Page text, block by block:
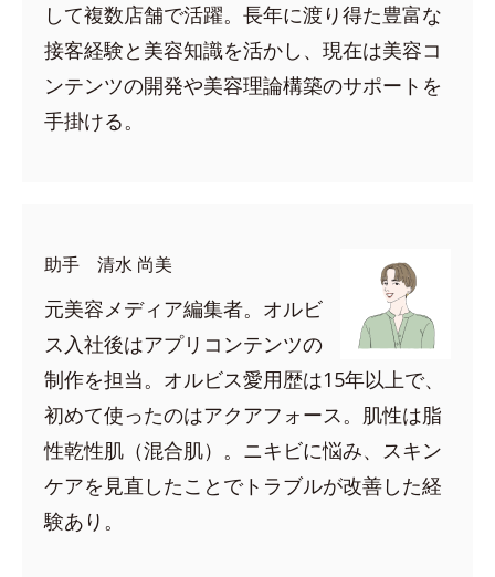
して複数店舗で活躍。長年に渡り得た豊富な
接客経験と美容知識を活かし、現在は美容コ
ンテンツの開発や美容理論構築のサポートを
手掛ける。
助手 清水 尚美
元美容メディア編集者。オルビ
ス入社後はアプリコンテンツの
制作を担当。オルビス愛用歴は15年以上で、
初めて使ったのはアクアフォース。肌性は脂
性乾性肌（混合肌）。ニキビに悩み、スキン
ケアを見直したことでトラブルが改善した経
験あり。